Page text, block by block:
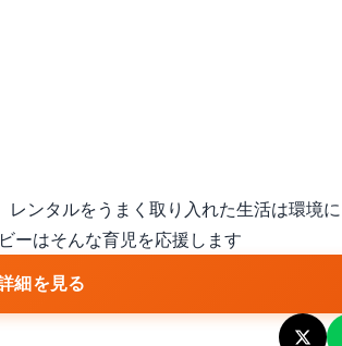
ンタルをうまく取り入れた生活は環境
ーはそんな育児を応援します
細を見る